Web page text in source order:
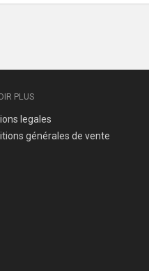
PLUS
legales
générales de vente